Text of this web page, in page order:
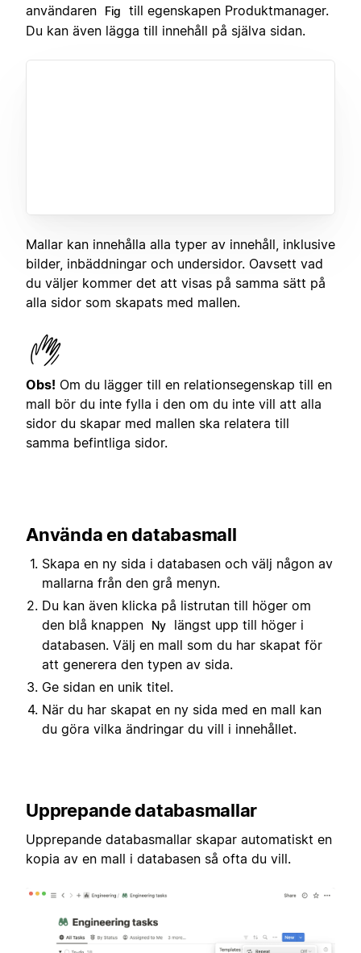
användaren
Fig
till egenskapen Produktmanager.
Du kan även lägga till innehåll på själva sidan.
Mallar kan innehålla alla typer av innehåll, inklusive
bilder, inbäddningar och undersidor. Oavsett vad
du väljer kommer det att visas på samma sätt på
alla sidor som skapats med mallen.
Obs! Om du lägger till en relationsegenskap till en
mall bör du inte fylla i den om du inte vill att alla
sidor du skapar med mallen ska relatera till
samma befintliga sidor.
Använda en databasmall
Skapa en ny sida i databasen och välj någon av
mallarna från den grå menyn.
Du kan även klicka på listrutan till höger om
den blå knappen
Ny
längst upp till höger i
databasen. Välj en mall som du har skapat för
att generera den typen av sida.
Ge sidan en unik titel.
När du har skapat en ny sida med en mall kan
du göra vilka ändringar du vill i innehållet.
Upprepande databasmallar
Upprepande databasmallar skapar automatiskt en
kopia av en mall i databasen så ofta du vill.